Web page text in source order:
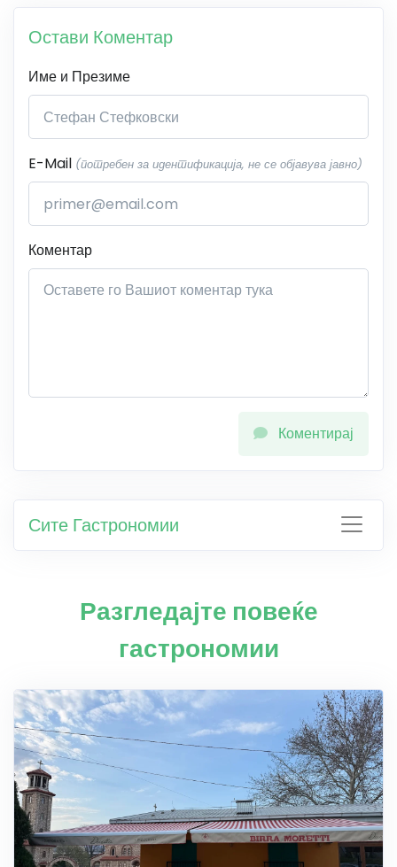
Остави Коментар
Име и Презиме
E-Mail (потребен за идентификација, не се објавува јавно)
Коментар
Коментирај
Сите Гастрономии
Разгледајте повеќе
гастрономии